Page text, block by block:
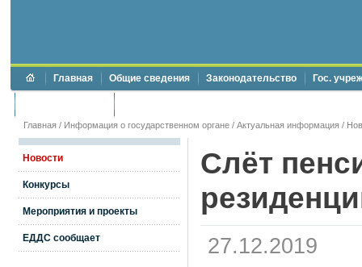
Главная Общие сведения Законодательство Гос.
Главная / Информация о государственном органе / Актуальная информация /
Новости
Конкурсы
Мероприятия и проекты
ЕДДС сообщает
Слёт
27.12.2019